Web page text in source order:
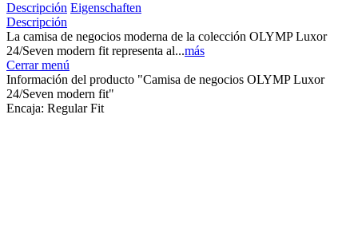
Descripción Eigenschaften
Descripción
La camisa de negocios moderna de la colección OLYMP Luxor
24/Seven modern fit representa al...más
Cerrar menú
Información del producto "Camisa de negocios OLYMP Luxor
24/Seven modern fit"
Encaja: Regular Fit